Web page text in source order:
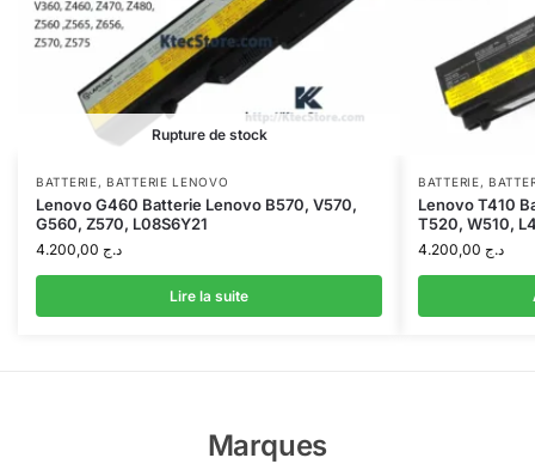
Rupture de stock
BATTERIE,BATTERIE LENOVO
Lenovo G460 Batterie Lenovo B570, V570,
G560, Z570, L08S6Y21
د.ج
Lire la suite
BATTERIE,
Lenovo T410
T520, W510,
د.ج
Marques